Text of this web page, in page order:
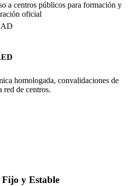
a centros públicos para formación y
oficial
homologada, convalidaciones de
red de centros.
y Estable